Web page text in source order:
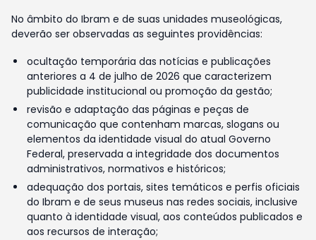
No âmbito do Ibram e de suas unidades museológicas,
deverão ser observadas as seguintes providências:
ocultação temporária das notícias e publicações
anteriores a 4 de julho de 2026 que caracterizem
publicidade institucional ou promoção da gestão;
revisão e adaptação das páginas e peças de
comunicação que contenham marcas, slogans ou
elementos da identidade visual do atual Governo
Federal, preservada a integridade dos documentos
administrativos, normativos e históricos;
adequação dos portais, sites temáticos e perfis oficiais
do Ibram e de seus museus nas redes sociais, inclusive
quanto à identidade visual, aos conteúdos publicados e
aos recursos de interação;